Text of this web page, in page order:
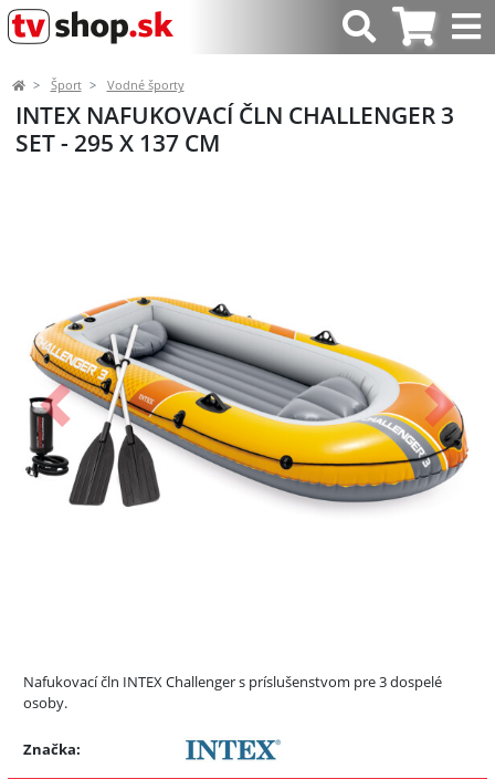
Šport Vodné športy
INTEX NAFUKOVACÍ ČLN CHALLENGER 3
SET - 295 X 137 CM
Predchádzajúci Ďalší
Nafukovací čln INTEX Challenger s príslušenstvom pre 3 dospelé
osoby.
Značka: